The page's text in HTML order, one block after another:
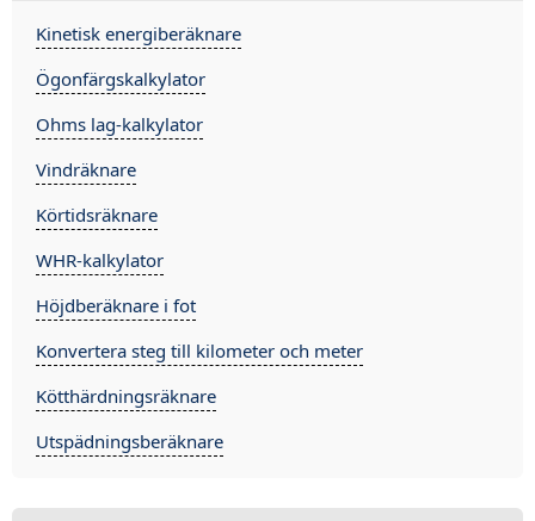
Kinetisk energiberäknare
Ögonfärgskalkylator
Ohms lag-kalkylator
Vindräknare
Körtidsräknare
WHR-kalkylator
Höjdberäknare i fot
Konvertera steg till kilometer och meter
Kötthärdningsräknare
Utspädningsberäknare